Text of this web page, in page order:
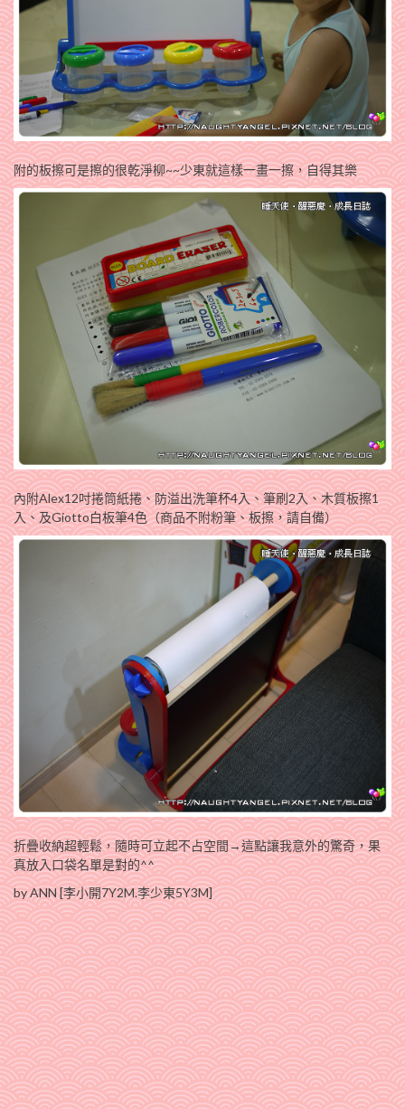
附的板擦可是擦的很乾淨柳~~少東就這樣一畫一擦，自得其樂
內附Alex12吋捲筒紙捲、防溢出洗筆杯4入、筆刷2入、木質板擦1
入、及Giotto白板筆4色（商品不附粉筆、板擦，請自備）
折疊收納超輕鬆，隨時可立起不占空間→這點讓我意外的驚奇，果
真放入口袋名單是對的^^
by ANN [李小開7Y2M.李少東5Y3M]